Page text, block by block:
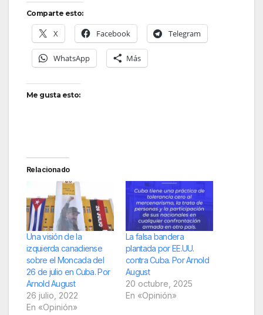
Comparte esto:
X Facebook Telegram
WhatsApp Más
Me gusta esto:
Relacionado
Una visión de la
izquierda canadiense
sobre el Moncada del
26 de julio en Cuba. Por
Arnold August
26 julio, 2022
En «Opinión»
La falsa bandera
plantada por EE.UU.
contra Cuba. Por Arnold
August
20 octubre, 2025
En «Opinión»